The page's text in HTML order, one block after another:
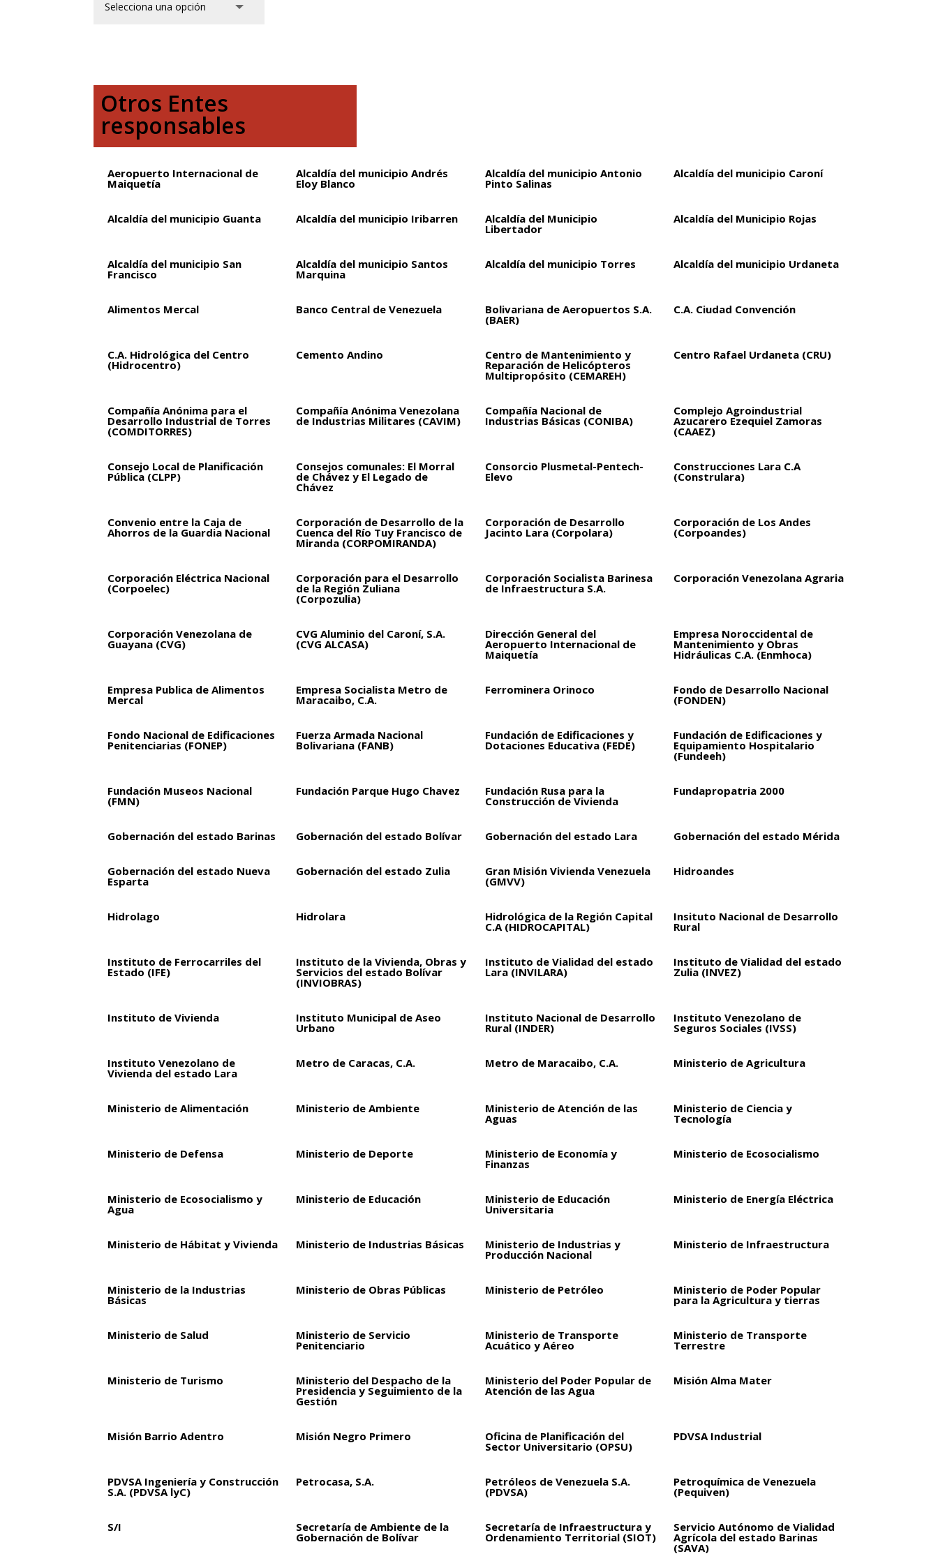
Otros Entes
responsables
Aeropuerto Internacional de
Maiquetía
Alcaldía del municipio Andrés
Eloy Blanco
Alcaldía del municipio Antonio
Pinto Salinas
Alcaldía del municipio Caroní
Alcaldía del municipio Guanta Alcaldía del municipio Iribarren Alcaldía del Municipio
Libertador
Alcaldía del Municipio Rojas
Alcaldía del municipio San
Francisco
Alcaldía del municipio Santos
Marquina
Alcaldía del municipio Torres Alcaldía del municipio Urdaneta
Alimentos Mercal Banco Central de Venezuela Bolivariana de Aeropuertos S.A.
(BAER)
C.A. Ciudad Convención
C.A. Hidrológica del Centro
(Hidrocentro)
Cemento Andino Centro de Mantenimiento y
Reparación de Helicópteros
Multipropósito (CEMAREH)
Centro Rafael Urdaneta (CRU)
Compañía Anónima para el
Desarrollo Industrial de Torres
(COMDITORRES)
Compañía Anónima Venezolana
de Industrias Militares (CAVIM)
Compañía Nacional de
Industrias Básicas (CONIBA)
Complejo Agroindustrial
Azucarero Ezequiel Zamoras
(CAAEZ)
Consejo Local de Planificación
Pública (CLPP)
Consejos comunales: El Morral
de Chávez y El Legado de
Chávez
Consorcio Plusmetal-Pentech-
Elevo
Construcciones Lara C.A
(Construlara)
Convenio entre la Caja de
Ahorros de la Guardia Nacional
Corporación de Desarrollo de la
Cuenca del Río Tuy Francisco de
Miranda (CORPOMIRANDA)
Corporación de Desarrollo
Jacinto Lara (Corpolara)
Corporación de Los Andes
(Corpoandes)
Corporación Eléctrica Nacional
(Corpoelec)
Corporación para el Desarrollo
de la Región Zuliana
(Corpozulia)
Corporación Socialista Barinesa
de Infraestructura S.A.
Corporación Venezolana Agraria
Corporación Venezolana de
Guayana (CVG)
CVG Aluminio del Caroní, S.A.
(CVG ALCASA)
Dirección General del
Aeropuerto Internacional de
Maiquetía
Empresa Noroccidental de
Mantenimiento y Obras
Hidráulicas C.A. (Enmhoca)
Empresa Publica de Alimentos
Mercal
Empresa Socialista Metro de
Maracaibo, C.A.
Ferrominera Orinoco Fondo de Desarrollo Nacional
(FONDEN)
Fondo Nacional de Edificaciones
Penitenciarias (FONEP)
Fuerza Armada Nacional
Bolivariana (FANB)
Fundación de Edificaciones y
Dotaciones Educativa (FEDE)
Fundación de Edificaciones y
Equipamiento Hospitalario
(Fundeeh)
Fundación Museos Nacional
(FMN)
Fundación Parque Hugo Chavez Fundación Rusa para la
Construcción de Vivienda
Fundapropatria 2000
Gobernación del estado Barinas Gobernación del estado Bolívar Gobernación del estado Lara Gobernación del estado Mérida
Gobernación del estado Nueva
Esparta
Gobernación del estado Zulia Gran Misión Vivienda Venezuela
(GMVV)
Hidroandes
Hidrolago Hidrolara Hidrológica de la Región Capital
C.A (HIDROCAPITAL)
Insituto Nacional de Desarrollo
Rural
Instituto de Ferrocarriles del
Estado (IFE)
Instituto de la Vivienda, Obras y
Servicios del estado Bolívar
(INVIOBRAS)
Instituto de Vialidad del estado
Lara (INVILARA)
Instituto de Vialidad del estado
Zulia (INVEZ)
Instituto de Vivienda Instituto Municipal de Aseo
Urbano
Instituto Nacional de Desarrollo
Rural (INDER)
Instituto Venezolano de
Seguros Sociales (IVSS)
Instituto Venezolano de
Vivienda del estado Lara
Metro de Caracas, C.A. Metro de Maracaibo, C.A. Ministerio de Agricultura
Ministerio de Alimentación Ministerio de Ambiente Ministerio de Atención de las
Aguas
Ministerio de Ciencia y
Tecnología
Ministerio de Defensa Ministerio de Deporte Ministerio de Economía y
Finanzas
Ministerio de Ecosocialismo
Ministerio de Ecosocialismo y
Agua
Ministerio de Educación Ministerio de Educación
Universitaria
Ministerio de Energía Eléctrica
Ministerio de Hábitat y Vivienda Ministerio de Industrias Básicas Ministerio de Industrias y
Producción Nacional
Ministerio de Infraestructura
Ministerio de la Industrias
Básicas
Ministerio de Obras Públicas Ministerio de Petróleo Ministerio de Poder Popular
para la Agricultura y tierras
Ministerio de Salud Ministerio de Servicio
Penitenciario
Ministerio de Transporte
Acuático y Aéreo
Ministerio de Transporte
Terrestre
Ministerio de Turismo Ministerio del Despacho de la
Presidencia y Seguimiento de la
Gestión
Ministerio del Poder Popular de
Atención de las Agua
Misión Alma Mater
Misión Barrio Adentro Misión Negro Primero Oficina de Planificación del
Sector Universitario (OPSU)
PDVSA Industrial
PDVSA Ingeniería y Construcción
S.A. (PDVSA lyC)
Petrocasa, S.A. Petróleos de Venezuela S.A.
(PDVSA)
Petroquímica de Venezuela
(Pequiven)
S/I Secretaría de Ambiente de la
Gobernación de Bolívar
Secretaría de Infraestructura y
Ordenamiento Territorial (SIOT)
Servicio Autónomo de Vialidad
Agrícola del estado Barinas
(SAVA)